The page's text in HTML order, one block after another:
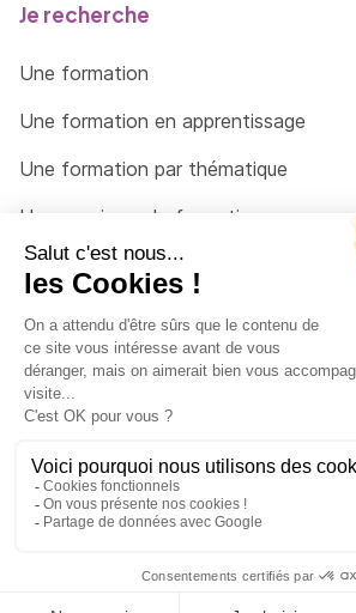
Je recherche
Une formation
Une formation en apprentissage
Une formation par thématique
Un organisme de formation
Un conseiller
Une solution pour raccrocher
© 2026 - Côté Formations - par Via
Menu Pied de page
Mentions Légales
Politique de confidentialité